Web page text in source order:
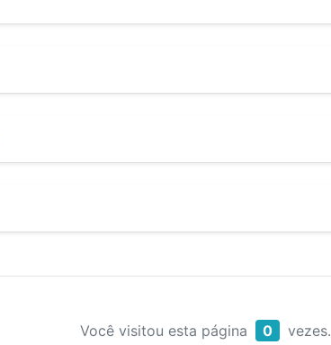
Você visitou esta página 0 vezes.